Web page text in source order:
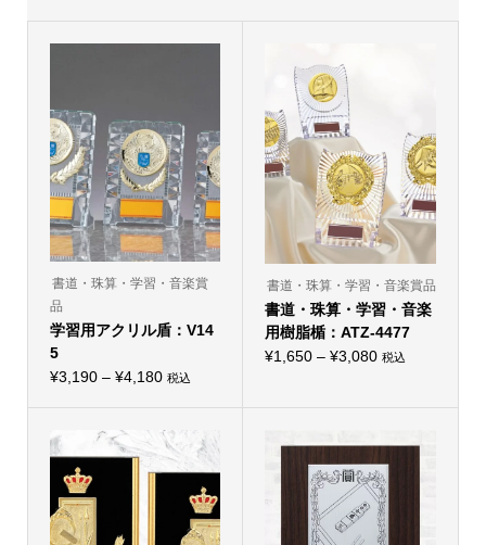
書道・珠算・学習・音楽賞
品
学習用アクリル盾：V14
5
¥3,190 – ¥4,180価
¥3,190
–
¥4,180
税込
の
品
に
複
数
の
バ
書道・珠算・学習・音楽賞品
書道・珠算・学習・音楽
用樹脂楯：ATZ-4477
¥1,650 – ¥3,080価
–
¥3,080
税込